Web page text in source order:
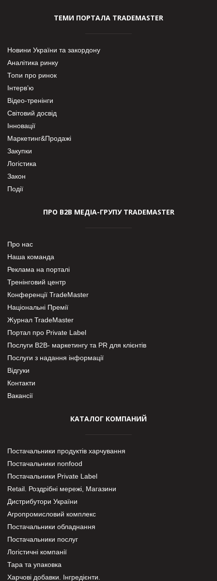
ТЕМИ ПОРТАЛА TRADEMASTER
Новини України та закордону
Аналітика ринку
Топи про ринок
Інтерв’ю
Відео-тренінги
Світовий досвід
Інновації
Маркетинг&Продажі
Закупки
Логістика
Закон
Події
ПРО В2В МЕДІА-ГРУПУ TRADEMASTER
Про нас
Наша команда
Реклама на порталі
Тренінговий центр
Конференції TradeMaster
Національні Премії
Журнал TradeMaster
Портал про Private Label
Послуги В2В- маркетингу та PR для клієнтів
Послуги з надання інформації
Відгуки
Контакти
Вакансії
КАТАЛОГ КОМПАНИЙ
Постачальники продуктів харчування
Постачальники nonfood
Постачальники Private Label
Retail. Роздрібні мережі, Магазини
Дистрибутори України
Агропромисловий комплекс
Постачальники обладнання
Постачальники послуг
Логістичні компанії
Тара та упаковка
Харчові добавки. Інгредієнти.